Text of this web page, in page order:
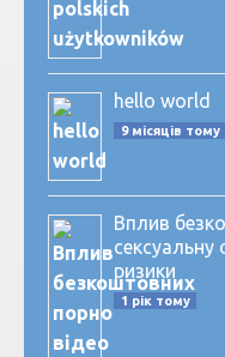
hello world
9 місяців тому
Вплив
сексуальну
ризики
1 рік тому